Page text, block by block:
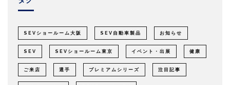
SEVショールーム大阪 SEV自動車製品 お知らせ
SEV SEVショールーム東京 イベント・出展 健康
ご来店 選手 プレミアムシリーズ 注目記事